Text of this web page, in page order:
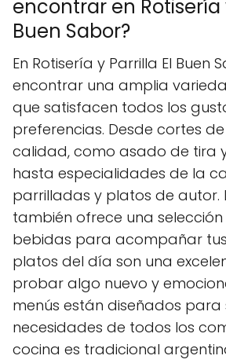
encontrar en Rotisería
Buen Sabor?
En Rotisería y Parrilla El Buen
encontrar una amplia
que satisfacen todos los
preferencias. Desde cortes
calidad, como asado de tira
hasta especialidades de la
parrilladas y platos de autor.
también ofrece una selección
bebidas para acompañar
platos del día son una
probar algo nuevo y
menús están diseñados
necesidades de todos los
cocina es tradicional